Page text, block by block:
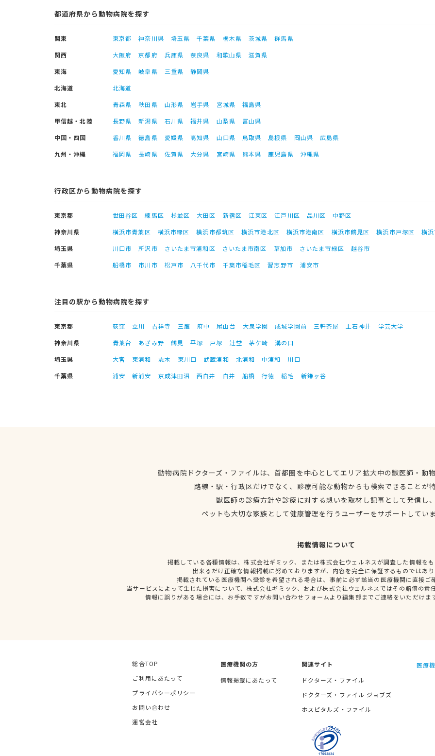
都道府県から動物病院を探す
関東 東京都 神奈川県 埼玉県 千葉県 栃木県 茨城県
群馬県
関西
大阪府 京都府 兵庫県 奈良県 和歌山県
滋賀県
東海
愛知県 岐阜県 三重県
静岡県
北海道
北海道
東北
青森県 秋田県 山形県 岩手県 宮城県
福島県
甲信越・北陸
長野県 新潟県 石川県 福井県 山梨県
富山県
中国・四国
香川県 徳島県 愛媛県 高知県 山口県 鳥取県 島根県 岡山県
広島県
九州・沖縄
福岡県 長崎県 佐賀県 大分県 宮崎県 熊本県 鹿児島県 沖縄県
行政区から動物病院を探す
東京都 世田谷区 練馬区 杉並区 大田区 新宿区 江東区 江戸川区 品川区
中野区
神奈川県
横浜市青葉区 横浜市緑区 横浜市都筑区 横浜市港北区 横浜市港南区 横浜市鶴見区 横浜市戸塚区
横
埼玉県
川口市 所沢市 さいたま市浦和区 さいたま市南区 草加市 さいたま市緑区
越谷市
千葉県
船橋市 市川市 松戸市 八千代市 千葉市稲毛区 習志野市 浦安市
注目の駅から動物病院を探す
東京都 荻窪 立川 吉祥寺 三鷹 府中 尾山台 大泉学園 成城学園前 三軒茶屋 上石神井
学芸大学
神奈川県
青葉台 あざみ野 鶴見 平塚 戸塚 辻堂 茅ケ崎
溝の口
埼玉県
大宮 東浦和 志木 東川口 武蔵浦和 北浦和 中浦和
川口
千葉県
浦安 新浦安 京成津田沼 西白井 白井 船橋 行徳 稲毛 新鎌ヶ谷
動物病院ドクターズ・ファイルは、首都圏を中心としてエリア拡大中の獣医師・動
路線・駅・行政区だけでなく、診療可能な動物からも検索できることが
獣医師の診療方針や診療に対する想いを取材し記事として発信し
ペットも大切な家族として健康管理を行うユーザーをサポートしてい
掲載情報について
掲載している各種情報は、株式会社ギミック、または株式会社ウェルネスが調査した情報を
出来るだけ正確な情報掲載に努めておりますが、内容を完全に保証するものではあ
掲載されている医療機関へ受診を希望される場合は、事前に必ず該当の医療機関に直接ご
当サービスによって生じた損害について、株式会社ギミック、および株式会社ウェルネスではその賠償の責
情報に誤りがある場合には、お手数ですがお問い合わせフォームより編集部までご連絡をいただけま
総合TOP
ご利用にあたって
プライバシーポリシー
お問い合わせ
運営会社
医療機関の方
情報掲載にあたって
関連サイト
ドクターズ・ファイル
ドクターズ・ファイル ジョブズ
ホスピタルズ・ファイル
医療